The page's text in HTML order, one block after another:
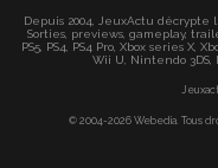
Depuis 2004, JeuxActu
Sorties, previews, gameplay,
PS5, PS4, PS4 Pro, Xbox series X,
Wii U, Nintendo 3DS,
© 2004-2026 Webedia. Tous